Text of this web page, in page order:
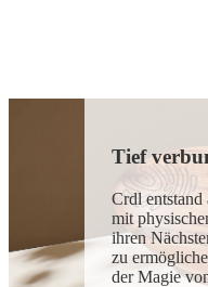
Tief
Crdl entstand
mit
ihren
zu
der Magie